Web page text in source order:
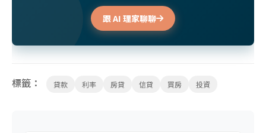
跟 AI 理家聊聊
標籤： 貸款 利率 房貸 信貸 買房 投資